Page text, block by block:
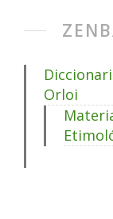
Orloi